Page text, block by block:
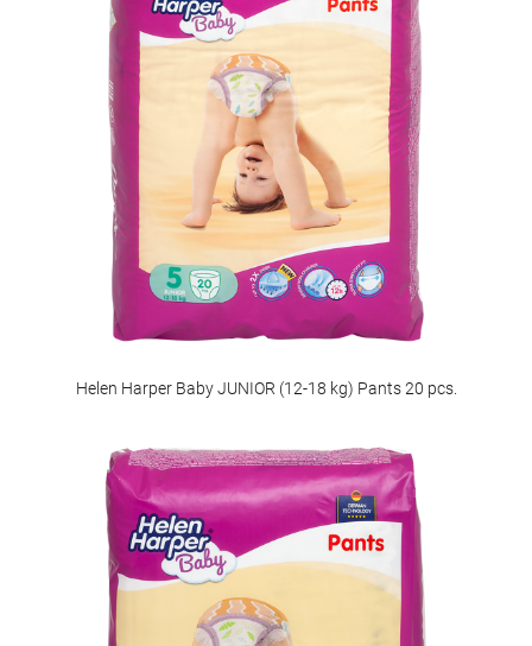
Helen Harper Baby JUNIOR (12-18 kg) Pants 20 pcs.